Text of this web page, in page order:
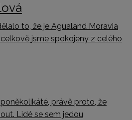
to, že je Agualand Moravia
jsme spokojeny z celého
právě proto, že
Lidé se sem jedou